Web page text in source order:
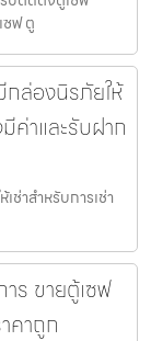
ฟ ตู
ล่องนิรภัยให้
ค่าและรับฝาก
ช่าสำหรับการเช่า
ร ขายตู้เซฟ
คาถูก